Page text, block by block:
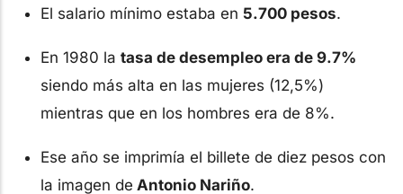
El salario mínimo estaba en 5.700 pesos.
En 1980 la tasa de desempleo era de 9.7%
siendo más alta en las mujeres (12,5%)
mientras que en los hombres era de 8%.
Ese año se imprimía el billete de diez pesos con
la imagen de Antonio Nariño.